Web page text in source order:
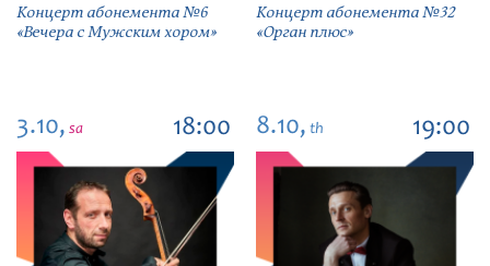
Концерт абонемента №6
«Вечера с Мужским хором»
Концерт абонемента №32
«Орган плюс»
3.10, sa 18:00 8.10, th 19:00